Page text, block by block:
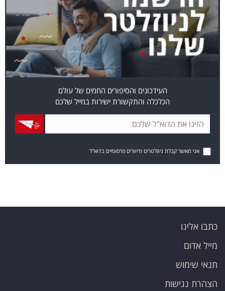
העידכונים והסיפורים החמים של עולם
הכלכלה והתקשורת ישירות במייל שלכם
אני מאשר קבלת ניוזלטרים ודיוורים פרסומיים בדוא"ל
כתבו אלינו
מייל אדום
תנאי שימוש
הצהרת נגישות